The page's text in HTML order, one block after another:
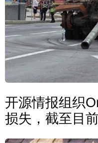
开源情报组织
损失，截至目